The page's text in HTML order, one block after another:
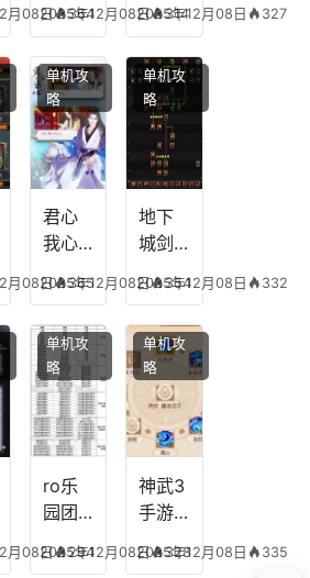
月08日 364
心符
技
能，
失心
符命
中后
附加
五雷
2025年12月08日 314
平民
搭配
阵
容，
复古
传奇
英雄
版哪
个组
合平
2025年12月08日 327
月08日 365
君心
我心
宫攻
略，
君心
我心
剧情
文本
2025年12月08日 354
单机攻
略
地下
城剑
能加
点
图，
地下
城剑
神用
什么
装备
2025年12月08日 332
单机攻
略
月08日 294
ro乐
园团
附
2025年12月08日 328
单机攻
略
神武3
手游
辅助
2025年12月08日 335
单机攻
略